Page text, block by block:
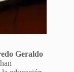
Geraldo